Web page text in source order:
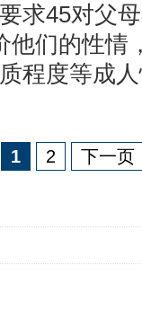
求45对父
他们的性情
程度等成
1 2 下一页